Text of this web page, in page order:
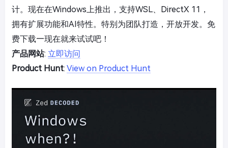
计。现在在Windows上推出，支持WSL、DirectX 11，
拥有扩展功能和AI特性。特别为团队打造，开放开发。免
费下载—现在就来试试吧！
产品网站: 立即访问
Product Hunt: View on Product Hunt